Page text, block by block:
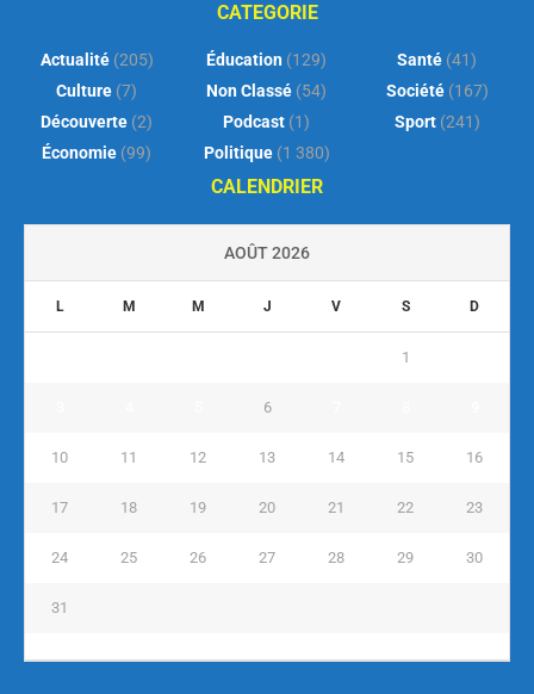
CATEGORIE
Actualité(205)
Culture (7)
Découverte (2)
Économie (99)
Éducation (129)
Non Classé (54)
Podcast (1)
Politique(1 380)
Santé (41)
Société(167)
Sport(241)
CALENDRIER
AOÛT 2026
L M M J V S D
1
6
10 11 12 13 14 15 16
17 18 19 20 21 22 23
24 25 26 27 28 29 30
31